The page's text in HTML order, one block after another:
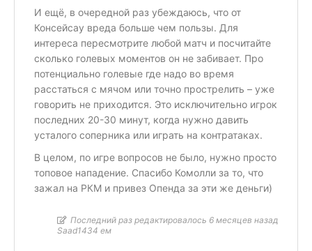
И ещё, в очередной раз убеждаюсь, что от
Консейсау вреда больше чем пользы. Для
интереса пересмотрите любой матч и посчитайте
сколько голевых моментов он не забивает. Про
потенциально голевые где надо во время
расстаться с мячом или точно прострелить – уже
говорить не приходится. Это исключительно игрок
последних 20-30 минут, когда нужно давить
усталого соперника или играть на контратаках.
В целом, по игре вопросов не было, нужно просто
топовое нападение. Спасибо Комолли за то, что
зажал на РКМ и привез Опенда за эти же деньги)
Последний раз редактировалось 6 месяцев назад
Saad1434 ем